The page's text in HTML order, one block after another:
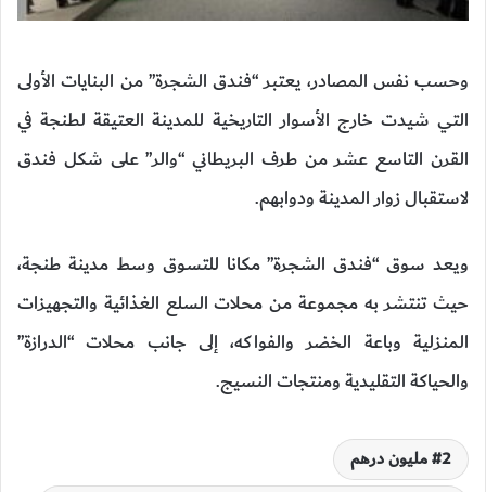
وحسب نفس المصادر، يعتبر “فندق الشجرة” من البنايات الأولى
التي شيدت خارج الأسوار التاريخية للمدينة العتيقة لطنجة في
القرن التاسع عشر من طرف البريطاني “والر” على شكل فندق
لاستقبال زوار المدينة ودوابهم.
ويعد سوق “فندق الشجرة” مكانا للتسوق وسط مدينة طنجة،
حيث تنتشر به مجموعة من محلات السلع الغذائية والتجهيزات
المنزلية وباعة الخضر والفواكه، إلى جانب محلات “الدرازة”
والحياكة التقليدية ومنتجات النسيج.
2 مليون درهم